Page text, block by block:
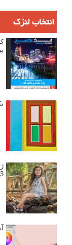
انتخاب لنزک
3 نکته ساده برای بهبود عکاسی پرتره